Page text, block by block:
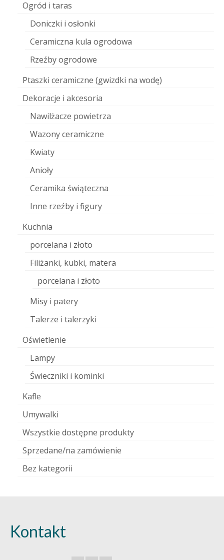
Ogród i taras
Doniczki i osłonki
Ceramiczna kula ogrodowa
Rzeźby ogrodowe
Ptaszki ceramiczne (gwizdki na wodę)
Dekoracje i akcesoria
Nawilżacze powietrza
Wazony ceramiczne
Kwiaty
Anioły
Ceramika świąteczna
Inne rzeźby i figury
Kuchnia
porcelana i złoto
Filiżanki, kubki, matera
porcelana i złoto
Misy i patery
Talerze i talerzyki
Oświetlenie
Lampy
Świeczniki i kominki
Kafle
Umywalki
Wszystkie dostępne produkty
Sprzedane/na zamówienie
Bez kategorii
Kontakt